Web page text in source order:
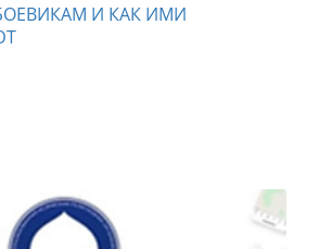
И КАК ИМИ